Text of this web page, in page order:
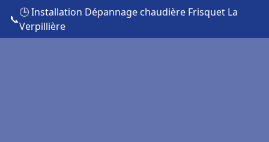
📞
🕒 Installation Dépannage chaudière Frisquet La
Verpillière